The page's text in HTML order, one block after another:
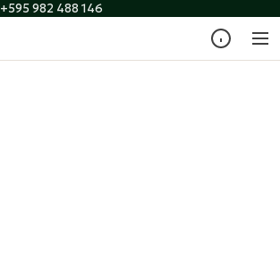
+595 982 488 146